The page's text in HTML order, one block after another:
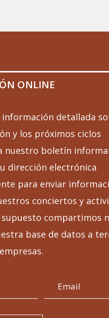
ONLINE
detallada
y los próximos ciclos
nuestro boletín
dirección electrónica
para enviar
conciertos y
compartimos
base de datos a